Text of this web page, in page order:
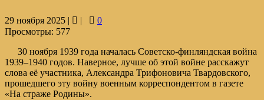
29 ноября 2025 | |
0
Просмотры: 577
30 ноября 1939 года началась Советско-финляндская война
1939–1940 годов. Наверное, лучше об этой войне расскажут
слова её участника, Александра Трифоновича Твардовского,
прошедшего эту войну военным корреспондентом в газете
«На страже Родины».